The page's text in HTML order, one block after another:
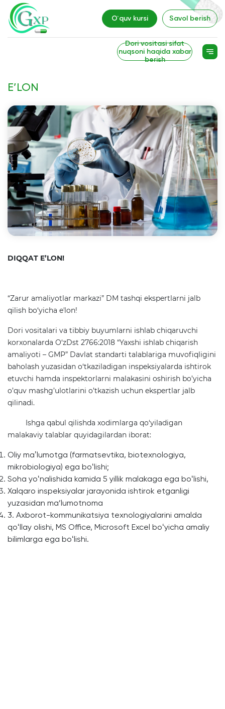
O`quv kursi Savol berish
Dori vositasi sifat
nuqsoni haqida xabar
berish
E’LON
DIQQAT E’LON!
“Zarur amaliyotlar markazi” DM tashqi ekspertlarni jalb
qilish bo‘yicha eʼlon!
Dori vositalari va tibbiy buyumlarni ishlab chiqaruvchi
korxonalarda O‘zDst 2766:2018 “Yaxshi ishlab chiqarish
amaliyoti – GMP” Davlat standarti talablariga muvofiqligini
baholash yuzasidan o‘tkaziladigan inspeksiyalarda ishtirok
etuvchi hamda inspektorlarni malakasini oshirish bo’yicha
o’quv mashg’ulotlarini o’tkazish uchun ekspertlar jalb
qilinadi.
Ishga qabul qilishda xodimlarga qo‘yiladigan
malakaviy talablar quyidagilardan iborat:
Oliy maʼlumotga (farmatsevtika, biotexnologiya,
mikrobiologiya) ega boʻlishi;
Soha yoʻnalishida kamida 5 yillik malakaga ega boʻlishi,
Xalqaro inspeksiyalar jarayonida ishtirok etganligi
yuzasidan ma’lumotnoma
3. Axborot-kommunikatsiya texnologiyalarini amalda
qoʻllay olishi, MS Office, Microsoft Excel boʻyicha amaliy
bilimlarga ega boʻlishi.